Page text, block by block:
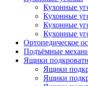
Кухонные
Кухонные
Кухонные
Кухонные
Ортопедическое
Подъёмные
Ящики
Ящики
Ящики